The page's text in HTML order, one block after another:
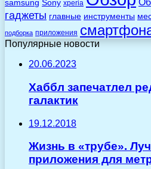
samsung Sony xperia
гаджеты главные инструменты
подборка приложения
Популярные новости
20.06.2023
Хаббл запечатлел
галактик
19.12.2018
Жизнь в «трубе».
приложения для